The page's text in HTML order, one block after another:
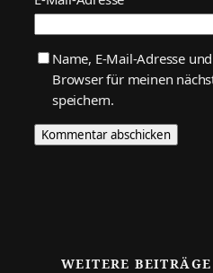
Name, E-Mail-Adresse
Browser für meinen
speichern.
WEITERE BEITRÄGE